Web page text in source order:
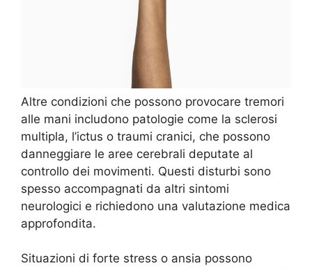
Altre condizioni che possono provocare tremori
alle mani includono patologie come la sclerosi
multipla, l’ictus o traumi cranici, che possono
danneggiare le aree cerebrali deputate al
controllo dei movimenti. Questi disturbi sono
spesso accompagnati da altri sintomi
neurologici e richiedono una valutazione medica
approfondita.
Situazioni di forte stress o ansia possono